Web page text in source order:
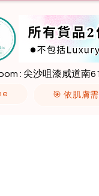
: 尖沙咀漆咸道南
🎯 依肌膚